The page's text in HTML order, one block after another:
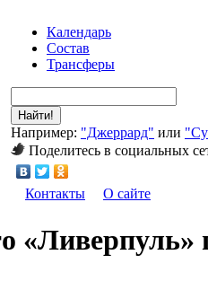
Календарь
Состав
Трансферы
Найти!
Например: "Джеррард" или
Поделитесь в социальных
Контакты О сайте
«Ливерпуль»